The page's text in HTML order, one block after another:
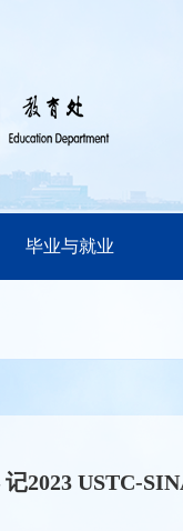
毕业与就业
2023 USTC-